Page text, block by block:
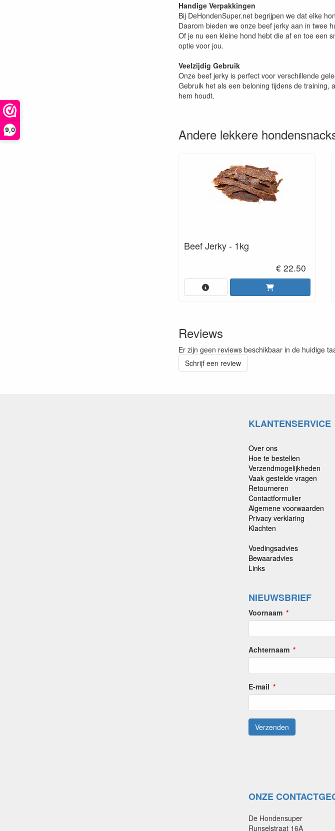
9,0
Handige Verpakkingen
Bij DeHondenSuper.net begrijpen we dat elke
Daarom bieden we onze beef jerky aan in twee
Of je nu een kleine hond hebt die af en toe een
optie voor jou.
Veelzijdig Gebruik
Onze beef jerky is perfect voor verschillende
Gebruik het als een beloning tijdens de training,
hem houdt.
Andere lekkere
Beef Jerky - 1kg
€ 22.50
Reviews
Er zijn geen reviews beschikbaar in de huidige
Schrijf een review
KLANTENSERVICE
Over ons
Hoe te bestellen
Verzendmogelijkheden
Vaak gestelde vragen
Retourneren
Contactformulier
Algemene voorwaarden
Privacy verklaring
Klachten
Voedingsadvies
Bewaaradvies
Links
NIEUWSBRIEF
Voornaam
Achternaam
E-mail
ONZE
De Hondensuper
Runselstraat 16A